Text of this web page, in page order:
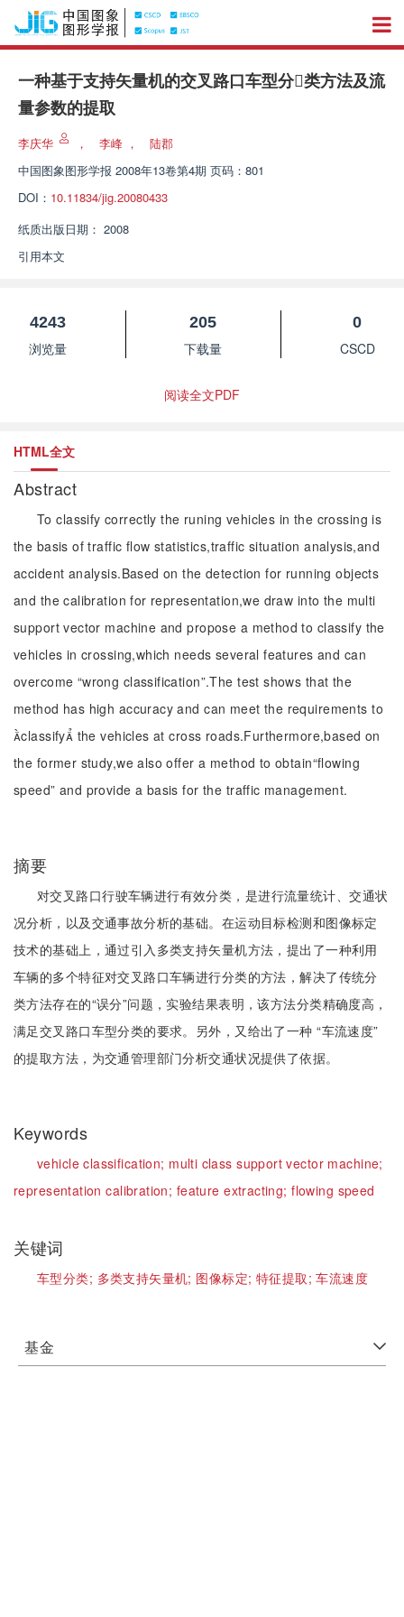
一种基于支持矢量机的交叉路口车型分类方法及流
量参数的提取
李庆华 ， 李峰 ，
陆郡
中国图象图形学报 2008年13卷第4期 页码：801
DOI： 10.11834/jig.20080433
纸质出版日期： 2008
引用本文
4243
浏览量
205
下载量
0
CSCD
阅读全文PDF
HTML全文
Abstract
To classify correctly the runing vehicles in the crossing is
the basis of traffic flow statistics,traffic situation analysis,and
accident analysis.Based on the detection for running objects
and the calibration for representation,we draw into the multi
support vector machine and propose a method to classify the
vehicles in crossing,which needs several features and can
overcome “wrong classification”.The test shows that the
method has high accuracy and can meet the requirements to
classify the vehicles at cross roads.Furthermore,based on
the former study,we also offer a method to obtain“flowing
speed” and provide a basis for the traffic management.
摘要
对交叉路口行驶车辆进行有效分类，是进行流量统计、交通状
况分析，以及交通事故分析的基础。在运动目标检测和图像标定
技术的基础上，通过引入多类支持矢量机方法，提出了一种利用
车辆的多个特征对交叉路口车辆进行分类的方法，解决了传统分
类方法存在的“误分”问题，实验结果表明，该方法分类精确度高，
满足交叉路口车型分类的要求。另外，又给出了一种 “车流速度”
的提取方法，为交通管理部门分析交通状况提供了依据。
Keywords
vehicle classification; multi class support vector machine;
representation calibration; feature extracting;flowing speed
关键词
车型分类; 多类支持矢量机; 图像标定; 特征提取;车流速度
基金